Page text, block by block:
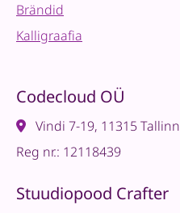
Brändid
Kalligraafia
Codecloud OÜ
Vindi 7-19, 11315 Tallinn
Reg nr.: 12118439
Stuudiopood Crafter